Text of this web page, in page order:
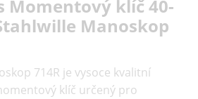
Momentový klíč 40-
Manoskop
714R je vysoce kvalitní
klíč určený pro